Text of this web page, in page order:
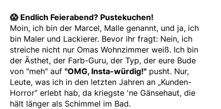
😱 Endlich Feierabend? Pustekuchen!
Moin, ich bin der Marcel, Malle genannt, und ja, ich
bin Maler und Lackierer. Bevor ihr fragt: Nein, ich
streiche nicht nur Omas Wohnzimmer weiß. Ich bin
der Ästhet, der Farb-Guru, der Typ, der eure Bude
von "meh" auf "OMG, Insta-würdig!" pusht. Nur,
Leute, was ich in den letzten Jahren an „Kunden-
Horror“ erlebt hab, da kriegste 'ne Gänsehaut, die
hält länger als Schimmel im Bad.